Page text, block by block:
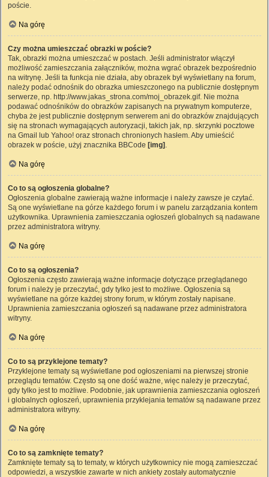
poście.
Na górę
Czy można umieszczać obrazki w poście?
Tak, obrazki można umieszczać w postach. Jeśli administrator włączył
możliwość zamieszczania załączników, można wgrać obrazek bezpośrednio
na witrynę. Jeśli ta funkcja nie działa, aby obrazek był wyświetlany na forum,
należy podać odnośnik do obrazka umieszczonego na publicznie dostępnym
serwerze, np. http://www.jakas_strona.com/moj_obrazek.gif. Nie można
podawać odnośników do obrazków zapisanych na prywatnym komputerze,
chyba że jest publicznie dostępnym serwerem ani do obrazków znajdujących
się na stronach wymagających autoryzacji, takich jak, np. skrzynki pocztowe
na Gmail lub Yahoo! oraz stronach chronionych hasłem. Aby umieścić
obrazek w poście, użyj znacznika BBCode [img] .
Na górę
Co to są ogłoszenia globalne?
Ogłoszenia globalne zawierają ważne informacje i należy zawsze je czytać.
Są one wyświetlane na górze każdego forum i w panelu zarządzania kontem
użytkownika. Uprawnienia zamieszczania ogłoszeń globalnych są nadawane
przez administratora witryny.
Na górę
Co to są ogłoszenia?
Ogłoszenia często zawierają ważne informacje dotyczące przeglądanego
forum i należy je przeczytać, gdy tylko jest to możliwe. Ogłoszenia są
wyświetlane na górze każdej strony forum, w którym zostały napisane.
Uprawnienia zamieszczania ogłoszeń są nadawane przez administratora
witryny.
Na górę
Co to są przyklejone tematy?
Przyklejone tematy są wyświetlane pod ogłoszeniami na pierwszej stronie
przeglądu tematów. Często są one dość ważne, więc należy je przeczytać,
gdy tylko jest to możliwe. Podobnie, jak uprawnienia zamieszczania ogłoszeń
i globalnych ogłoszeń, uprawnienia przyklejania tematów są nadawane przez
administratora witryny.
Na górę
Co to są zamknięte tematy?
Zamknięte tematy są to tematy, w których użytkownicy nie mogą zamieszczać
odpowiedzi, a wszystkie zawarte w nich ankiety zostały automatycznie